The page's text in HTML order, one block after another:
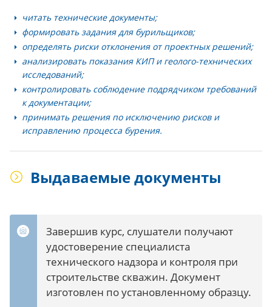
читать технические документы;
формировать задания для бурильщиков;
определять риски отклонения от проектных решений;
анализировать показания КИП и геолого-технических
исследований;
контролировать соблюдение подрядчиком требований
к документации;
принимать решения по исключению рисков и
исправлению процесса бурения.
Выдаваемые документы
Завершив курс, слушатели получают
удостоверение специалиста
технического надзора и контроля при
строительстве скважин. Документ
изготовлен по установленному образцу.